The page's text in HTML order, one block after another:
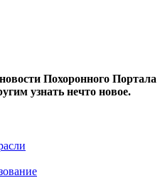
Похоронного Портала
узнать нечто новое.